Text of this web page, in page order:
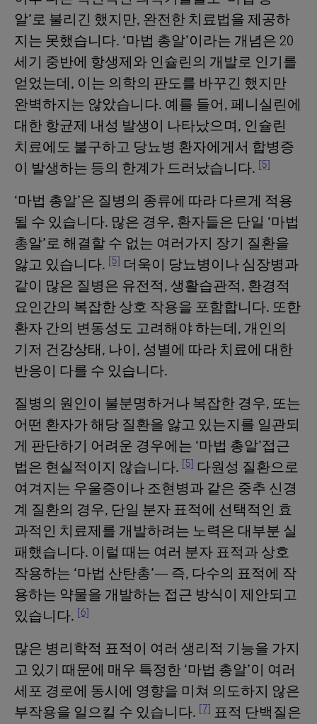
알’로 불리긴 했지만, 완전한 치료법을 제공하
지는 못했습니다. ‘마법 총알’이라는 개념은 20
세기 중반에 항생제와 인슐린의 개발로 인기를
얻었는데, 이는 의학의 판도를 바꾸긴 했지만
완벽하지는 않았습니다. 예를 들어, 페니실린에
대한 항균제 내성 발생이 나타났으며, 인슐린
치료에도 불구하고 당뇨병 환자에게서 합병증
이 발생하는 등의 한계가 드러났습니다. [5]
‘마법 총알’은 질병의 종류에 따라 다르게 적용
될 수 있습니다. 많은 경우, 환자들은 단일 ‘마법
총알’로 해결할 수 없는 여러가지 장기 질환을
앓고 있습니다. [5] 더욱이 당뇨병이나 심장병과
같이 많은 질병은 유전적, 생활습관적, 환경적
요인간의 복잡한 상호 작용을 포함합니다. 또한
환자 간의 변동성도 고려해야 하는데, 개인의
기저 건강상태, 나이, 성별에 따라 치료에 대한
반응이 다를 수 있습니다.
질병의 원인이 불분명하거나 복잡한 경우, 또는
어떤 환자가 해당 질환을 앓고 있는지를 일관되
게 판단하기 어려운 경우에는 ‘마법 총알’접근
법은 현실적이지 않습니다. [5] 다원성 질환으로
여겨지는 우울증이나 조현병과 같은 중추 신경
계 질환의 경우, 단일 분자 표적에 선택적인 효
과적인 치료제를 개발하려는 노력은 대부분 실
패했습니다. 이럴 때는 여러 분자 표적과 상호
작용하는 ‘마법 산탄총’— 즉, 다수의 표적에 작
용하는 약물을 개발하는 접근 방식이 제안되고
있습니다. [6]
많은 병리학적 표적이 여러 생리적 기능을 가지
고 있기 때문에 매우 특정한 ‘마법 총알’이 여러
세포 경로에 동시에 영향을 미쳐 의도하지 않은
부작용을 일으킬 수 있습니다. [7] 표적 단백질은